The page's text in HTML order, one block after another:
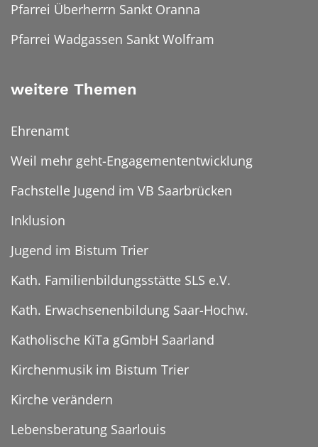
Pfarrei Überherrn Sankt Oranna
Pfarrei Wadgassen Sankt Wolfram
weitere Themen
Ehrenamt
Weil mehr geht-Engagemententwicklung
Fachstelle Jugend im VB Saarbrücken
Inklusion
Jugend im Bistum Trier
Kath. Familienbildungsstätte SLS e.V.
Kath. Erwachsenenbildung Saar-Hochw.
Katholische KiTa gGmbH Saarland
Kirchenmusik im Bistum Trier
Kirche verändern
Lebensberatung Saarlouis